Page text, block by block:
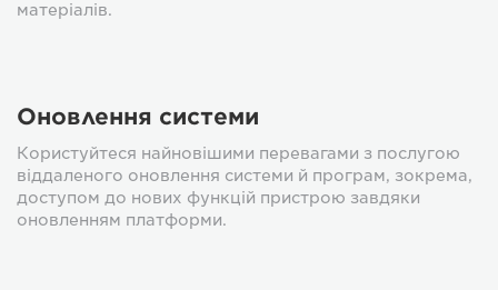
матеріалів.
Оновлення системи
Користуйтеся найновішими перевагами з послугою
віддаленого оновлення системи й програм, зокрема,
доступом до нових функцій пристрою завдяки
оновленням платформи.